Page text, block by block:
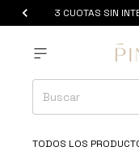
3 CUOTAS SIN
TODOS LOS